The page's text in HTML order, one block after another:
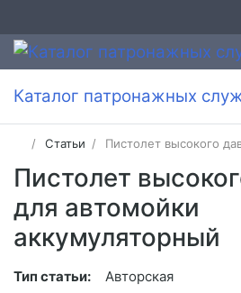
Каталог патронажных
Статьи Пистолет высокого
Пистолет
для автомойки
аккумуляторный
Тип статьи:
Авторская